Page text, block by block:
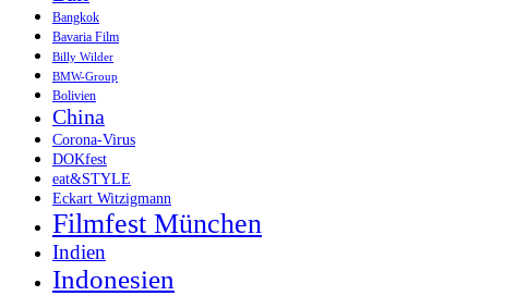
Bangkok
Bavaria Film
Billy Wilder
BMW-Group
Bolivien
China
Corona-Virus
DOKfest
eat&STYLE
Eckart Witzigmann
Filmfest München
Indien
Indonesien